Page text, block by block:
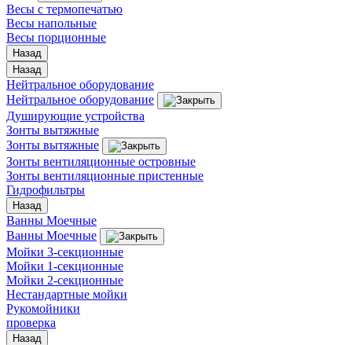
Весы с термопечатью
Весы напольные
Весы порционные
Назад
Назад
Нейтральное оборудование
Нейтральное оборудование
Душирующие устройства
Зонты вытяжные
Зонты вытяжные
Зонты вентиляционные островные
Зонты вентиляционные пристенные
Гидрофильтры
Назад
Ванны Моечные
Ванны Моечные
Мойки 3-секционные
Мойки 1-секционные
Мойки 2-секционные
Нестандартные мойки
Рукомойники
проверка
Назад